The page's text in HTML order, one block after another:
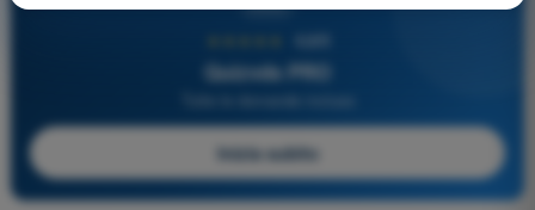
Quizvds PRO
Inizia subito